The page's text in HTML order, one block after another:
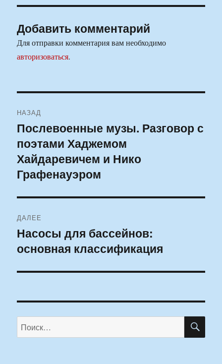
Добавить комментарий
Для отправки комментария вам необходимо
авторизоваться.
по
записям
НАЗАД
Предыдущая
запись:
Послевоенные музы. Разговор с
поэтами Хаджемом
Хайдаревичем и Нико
Графенауэром
ДАЛЕЕ
Следующая
запись:
Насосы для бассейнов:
основная классификация
Искать: